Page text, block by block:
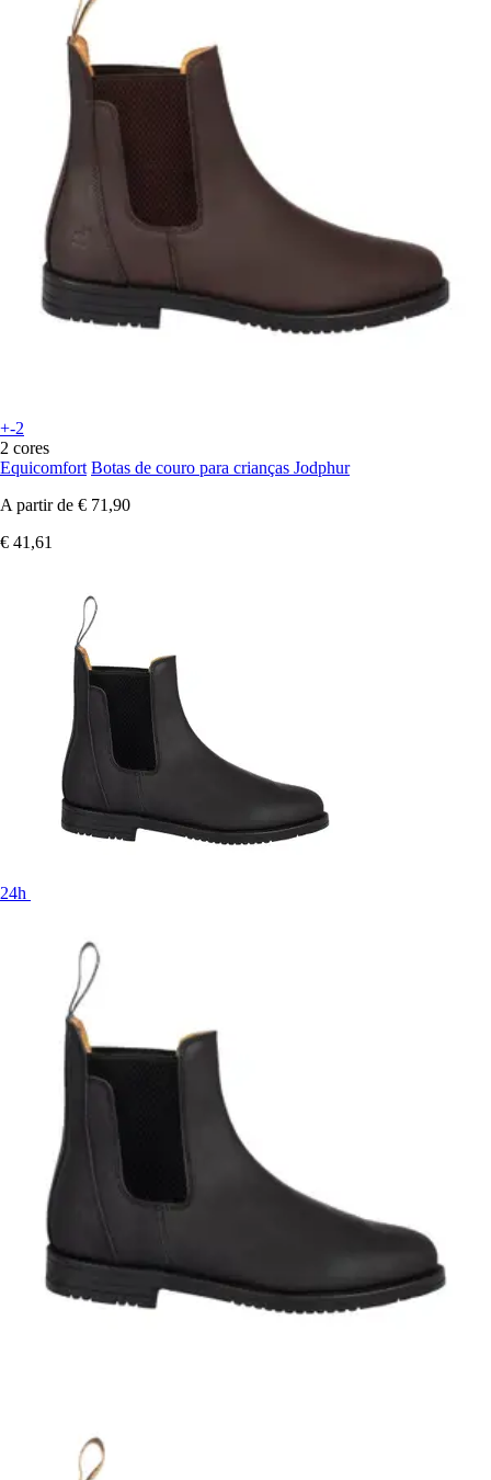
+-2
2 cores
Equicomfort Botas de couro para crianças Jodphur
A partir de € 71,90
€ 41,61
24h